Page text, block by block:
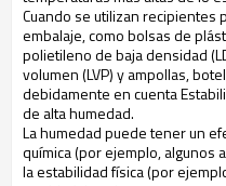
Cuando se utilizan recipientes
embalaje, como bolsas de
polietileno de baja densidad
volumen (LVP) y ampollas,
debidamente en cuenta
de alta humedad.
La humedad puede tener un
química (por ejemplo,
la estabilidad física (por